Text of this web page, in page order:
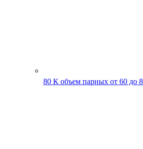
80 К объем парных от 60 до